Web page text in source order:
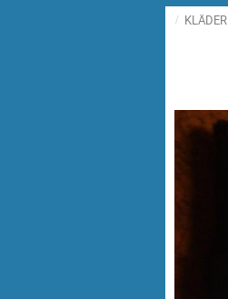
KLÄDER